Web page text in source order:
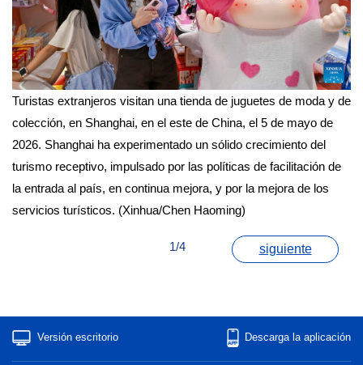
Turistas extranjeros visitan una tienda de juguetes de moda y de
colección, en Shanghai, en el este de China, el 5 de mayo de
2026. Shanghai ha experimentado un sólido crecimiento del
turismo receptivo, impulsado por las políticas de facilitación de
la entrada al país, en continua mejora, y por la mejora de los
servicios turísticos. (Xinhua/Chen Haoming)
1/4 siguiente
Versión escritorio Descarga la aplicación